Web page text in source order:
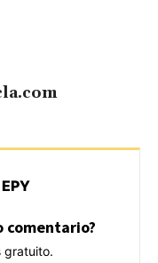
comentario?
gratuito.